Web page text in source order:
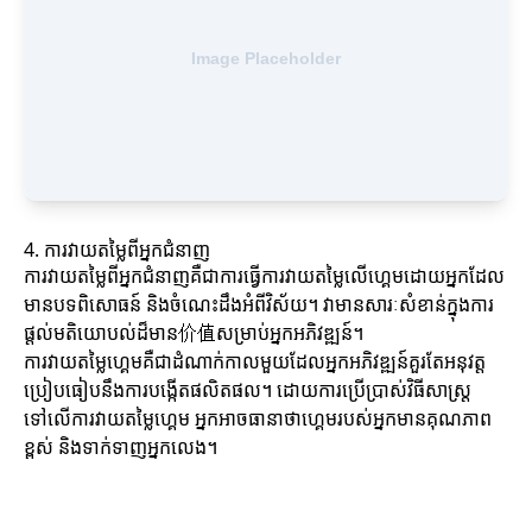
4. ការវាយតម្លៃពីអ្នកជំនាញ
ការវាយតម្លៃពីអ្នកជំនាញគឺជាការធ្វើការវាយតម្លៃលើហ្គេមដោយអ្នកដែល
មានបទពិសោធន៍ និងចំណេះដឹងអំពីវិស័យ។ វាមានសារៈសំខាន់ក្នុងការ
ផ្តល់មតិយោបល់ដ៏មាន价值សម្រាប់អ្នកអភិវឌ្ឍន៍។
ការវាយតម្លៃហ្គេមគឺជាដំណាក់កាលមួយដែលអ្នកអភិវឌ្ឍន៍គួរតែអនុវត្ត
ប្រៀបធៀបនឹងការបង្កើតផលិតផល។ ដោយការប្រើប្រាស់វិធីសាស្ត្រ
ទៅលើការវាយតម្លៃហ្គេម អ្នកអាចធានាថាហ្គេមរបស់អ្នកមានគុណភាព
ខ្ពស់ និងទាក់ទាញអ្នកលេង។